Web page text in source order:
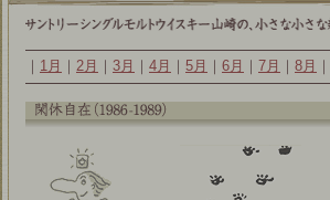
1月 2月 3月 4月 5月 6月 7月 8月